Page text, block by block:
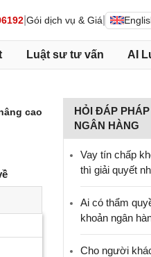
Gói dịch vụ & Giá
Luật sư tư vấn AI
cao
HỎI ĐÁP
NGÂN HÀNG
Vay tín chấp
thì giải quyết
Ai có thẩm
khoản ngân
Cho người